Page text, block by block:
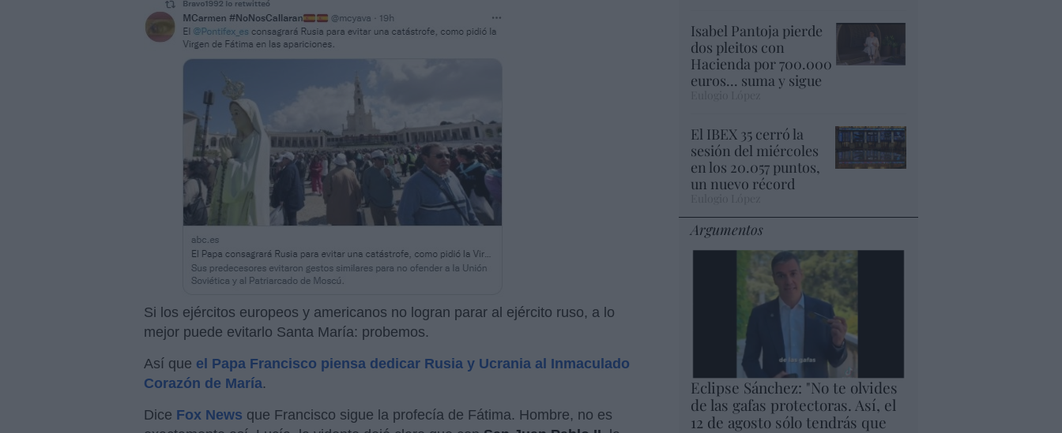
Si los ejércitos europeos y americanos no logran parar al ejército ruso, a lo
mejor puede evitarlo Santa María: probemos.
Así que el Papa Francisco piensa dedicar Rusia y Ucrania al Inmaculado
Corazón de María.
Dice Fox News que Francisco sigue la profecía de Fátima. Hombre, no es
Isabel Pantoja pierde
dos pleitos con
Hacienda por 700.000
euros... suma y sigue
El IBEX 35 cerró la
sesión del miércoles
en los 20.057 puntos,
un nuevo récord
Argumentos
Eclipse Sánchez: "No te olvides
de las gafas protectoras. Así, el
12 de agosto sólo tendrás que